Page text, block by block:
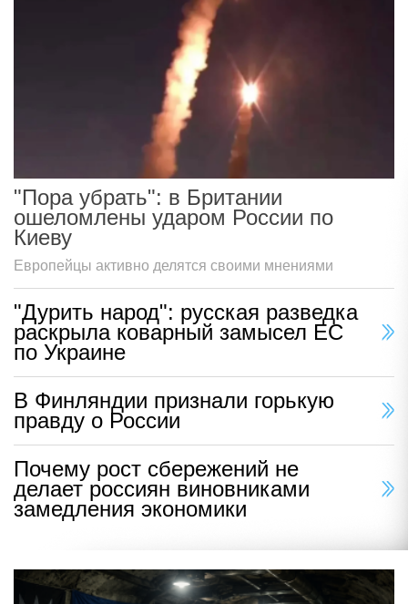
"Пора убрать": в Британии
ошеломлены ударом России по
Киеву
Европейцы активно делятся своими мнениями
"Дурить народ": русская разведка
раскрыла коварный замысел ЕС
по Украине
В Финляндии признали горькую
правду о России
Почему рост сбережений не
делает россиян виновниками
замедления экономики